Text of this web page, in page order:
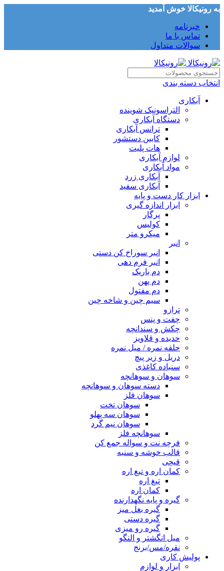
به رونیکالا خوش آمدید
خبرنامه
تماس با ما
سوالات متداول
انتخاب دسته بندی
آبکاری
التراسونیک شوینده
دستگاه آبکاری
ترانس آبکاری
کابین دستشور
هات پلیت
لوازم آبکاری
مواد آبکاری
آبکاری زرد
آبکاری سفید
ابزار کار دست و پایه
ابزار اندازه گیری
پرگار
کولیس
میکرو متر
انبر
انبر سوراخ کن دستی
انبر فرم دهی
دم باریک
دم پهن
دم مفتول
سیم چین و شاخه چین
ترازو
چفت و پنس
چکش و سندانچه
حدیده و قلاویز
حلقه نمره / میل نمره
دریل و زیر پیچ
سنباده کاغذی
سوهان و سوهانچه
دسته سوهان و سوهانچه
سوهان فلز
سوهان تخت
سوهان سه پهلو
سوهان نیم گرد
سوهانچه فلز
فرچه نت و سواله جمع کن
قالب خوشه و سنبه
قیچی
کمان اره و تیغ اره
تیغ اره
کمان اره
گیره و پایه نگهدارنده
گیره بغل میز
گیره دستی
گیره رو میزی
میل انگشتر و النگو
نقره/مس/برنج
پولیش کاری
ابزار و لوازم